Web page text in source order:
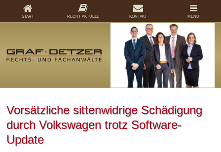
Vorsätzliche sittenwidrige Schädigung
durch Volkswagen trotz Software-
Update
START RECHT AKTUELL KONTAKT MENÜ